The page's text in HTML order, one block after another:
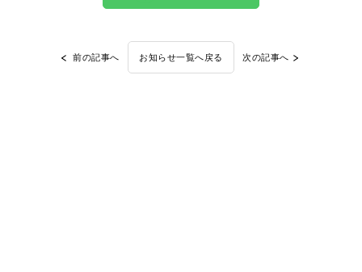
前の記事へ お知らせ一覧へ戻る 次の記事へ